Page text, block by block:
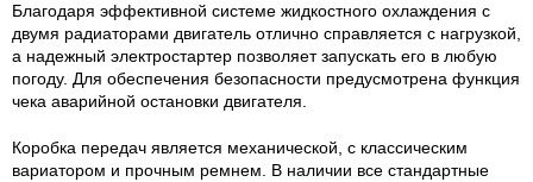
Благодаря эффективной системе жидкостного охлаждения с
двумя радиаторами двигатель отлично справляется с нагрузкой,
а надежный электростартер позволяет запускать его в любую
погоду. Для обеспечения безопасности предусмотрена функция
чека аварийной остановки двигателя.
Коробка передач является механической, с классическим
вариатором и прочным ремнем. В наличии все стандартные